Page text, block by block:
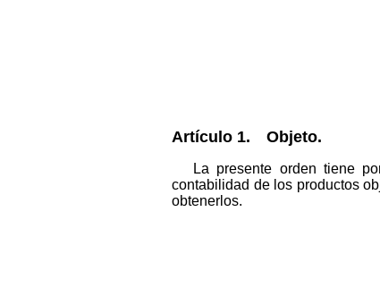
Artículo 1. Objeto.
La presente orden tiene
contabilidad de los productos
obtenerlos.